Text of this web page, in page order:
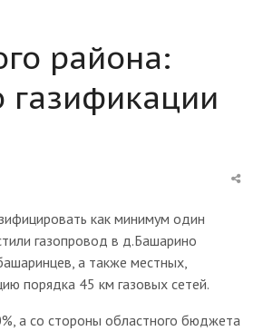
района:
газификации
Share
как минимум один
газопровод в д.Башарино
а также местных,
порядка 45 км газовых сетей.
а со стороны областного бюджета